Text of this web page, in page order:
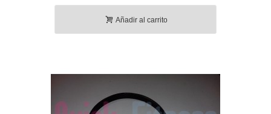
Añadir al carrito